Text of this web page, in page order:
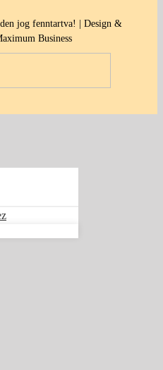
jog fenntartva! | Design &
Business